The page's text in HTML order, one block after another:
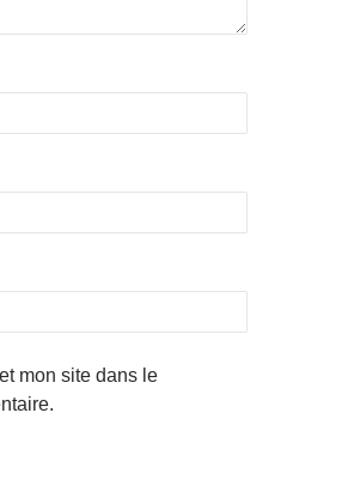
mon site dans le